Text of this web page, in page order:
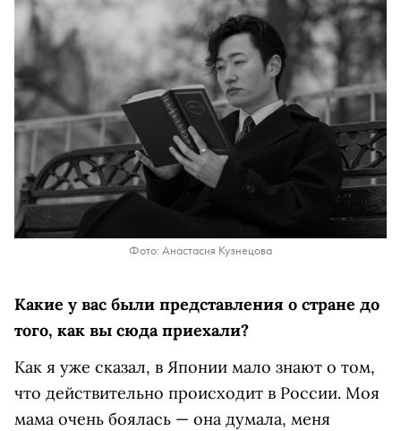
Фото: Анастасия Кузнецова
Какие у вас были представления о стране до
того, как вы сюда приехали?
Как я уже сказал, в Японии мало знают о том,
что действительно происходит в России. Моя
мама очень боялась — она думала, меня